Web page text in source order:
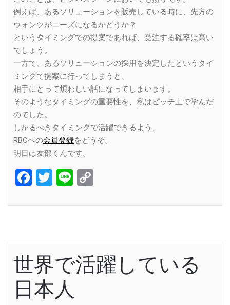
例えば、あるソリューションを販売している時に、先方の
ウォンツがニーズになるかどうか？
というタイミングでの提案であれば、受注する確率は高い
でしょう。
一方で、あるソリューションの採用を決定したというタイ
ミングで提案に行ってしまうと、
相手にとって煩わしい話になってしまいます。
そのようなタイミングの重要性を、私はピッチ上で学んだ
のでした。
しかるべきタイミングで活躍できるよう、
RBCへの会員登録をどうぞ。
明日は友部くんです。
Facebook
Twitter
Line
世界で活躍している
日本人